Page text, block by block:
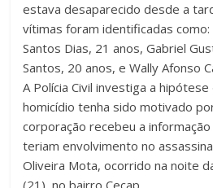
estava desaparecido desde a
vítimas foram identificadas
Santos Dias, 21 anos, Gabriel
Santos, 20 anos, e Wally Afonso
A Polícia Civil investiga a
homicídio tenha sido motivado
corporação recebeu a
teriam envolvimento no
Oliveira Mota, ocorrido na noite